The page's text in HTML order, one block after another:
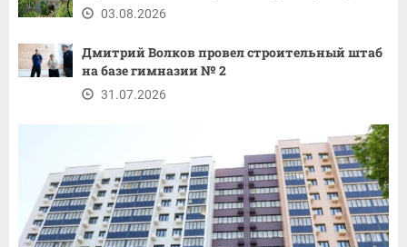
03.08.2026
Дмитрий Волков провел строительный штаб
на базе гимназии № 2
31.07.2026